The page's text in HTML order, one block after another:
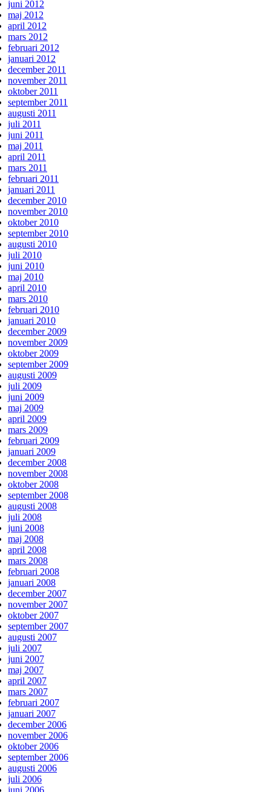
juni 2012
maj 2012
april 2012
mars 2012
februari 2012
januari 2012
december 2011
november 2011
oktober 2011
september 2011
augusti 2011
juli 2011
juni 2011
maj 2011
april 2011
mars 2011
februari 2011
januari 2011
december 2010
november 2010
oktober 2010
september 2010
augusti 2010
juli 2010
juni 2010
maj 2010
april 2010
mars 2010
februari 2010
januari 2010
december 2009
november 2009
oktober 2009
september 2009
augusti 2009
juli 2009
juni 2009
maj 2009
april 2009
mars 2009
februari 2009
januari 2009
december 2008
november 2008
oktober 2008
september 2008
augusti 2008
juli 2008
juni 2008
maj 2008
april 2008
mars 2008
februari 2008
januari 2008
december 2007
november 2007
oktober 2007
september 2007
augusti 2007
juli 2007
juni 2007
maj 2007
april 2007
mars 2007
februari 2007
januari 2007
december 2006
november 2006
oktober 2006
september 2006
augusti 2006
juli 2006
juni 2006